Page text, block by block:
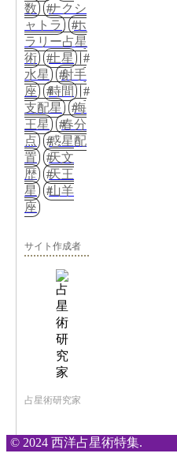
数
ナクシ
ャトラ
ホ
ラリー占星
術
土星
水星
射手
座
時間
支配星
海
王星
春分
点
惑星配
置
天文
歴
天王
星
山羊
座
サイト作成者
占星術研究家
© 2024 西洋占星術特集.